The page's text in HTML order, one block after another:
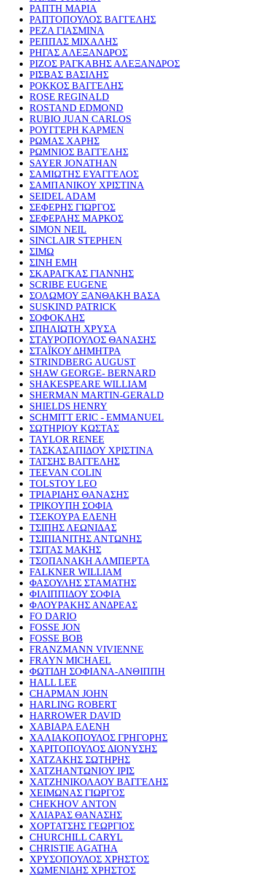
ΡΑΠΤΗ ΜΑΡΙΑ
ΡΑΠΤΟΠΟΥΛΟΣ ΒΑΓΓΕΛΗΣ
ΡΕΖΑ ΓΙΑΣΜΙΝΑ
ΡΕΠΠΑΣ ΜΙΧΑΛΗΣ
ΡΗΓΑΣ ΑΛΕΞΑΝΔΡΟΣ
ΡΙΖΟΣ ΡΑΓΚΑΒΗΣ ΑΛΕΞΑΝΔΡΟΣ
ΡΙΣΒΑΣ ΒΑΣΙΛΗΣ
ΡΟΚΚΟΣ ΒΑΓΓΕΛΗΣ
ROSE REGINALD
ROSTAND EDMOND
RUBIO JUAN CARLOS
ΡΟΥΓΓΕΡΗ ΚΑΡΜΕΝ
ΡΩΜΑΣ ΧΑΡΗΣ
ΡΩΜΝΙΟΣ ΒΑΓΓΕΛΗΣ
SAYER JONATHAN
ΣΑΜΙΩΤΗΣ ΕΥΑΓΓΕΛΟΣ
ΣΑΜΠΑΝΙΚΟΥ ΧΡΙΣΤΙΝΑ
SEIDEL ADAM
ΣΕΦΕΡΗΣ ΓΙΩΡΓΟΣ
ΣΕΦΕΡΛΗΣ ΜΑΡΚΟΣ
SIMON NEIL
SINCLAIR STEPHEN
ΣΙΜΩ
ΣΙΝΗ ΕΜΗ
ΣΚΑΡΑΓΚΑΣ ΓΙΑΝΝΗΣ
SCRIBE EUGENE
ΣΟΛΩΜΟΥ ΞΑΝΘΑΚΗ ΒΑΣΑ
SUSKIND PATRICK
ΣΟΦΟΚΛΗΣ
ΣΠΗΛΙΩΤΗ ΧΡΥΣΑ
ΣΤΑΥΡΟΠΟΥΛΟΣ ΘΑΝΑΣΗΣ
ΣΤΑΪΚΟΥ ΔΗΜΗΤΡΑ
STRINDBERG AUGUST
SHAW GEORGE- BERNARD
SHAKESPEARE WILLIAM
SHERMAN MARTIN-GERALD
SHIELDS HENRY
SCHMITT ERIC - EMMANUEL
ΣΩΤΗΡΙΟΥ ΚΩΣΤΑΣ
TAYLOR RENEE
ΤΑΣΚΑΣΑΠΙΔΟΥ ΧΡΙΣΤΙΝΑ
ΤΑΤΣΗΣ ΒΑΓΓΕΛΗΣ
TEEVAN COLIN
TOLSTOY LEO
ΤΡΙΑΡΙΔΗΣ ΘΑΝΑΣΗΣ
ΤΡΙΚΟΥΠΗ ΣΟΦΙΑ
ΤΣΕΚΟΥΡΑ ΕΛΕΝΗ
ΤΣΙΠΗΣ ΛΕΩΝΙΔΑΣ
ΤΣΙΠΙΑΝΙΤΗΣ ΑΝΤΩΝΗΣ
ΤΣΙΤΑΣ ΜΑΚΗΣ
ΤΣΟΠΑΝΑΚΗ ΑΛΜΠΕΡΤΑ
FALKNER WILLIAM
ΦΑΣΟΥΛΗΣ ΣΤΑΜΑΤΗΣ
ΦΙΛΙΠΠΙΔΟΥ ΣΟΦΙΑ
ΦΛΟΥΡΑΚΗΣ ΑΝΔΡΕΑΣ
FO DARIO
FOSSE JON
FOSSE BOB
FRANZMANN VIVIENNE
FRAYN MICHAEL
ΦΩΤΙΔΗ ΣΟΦΙΑΝΑ-ΑΝΘΙΠΠΗ
HALL LEE
CHAPMAN JOHN
HARLING ROBERT
HARROWER DAVID
ΧΑΒΙΑΡΑ ΕΛΕΝΗ
ΧΑΛΙΑΚΟΠΟΥΛΟΣ ΓΡΗΓΟΡΗΣ
ΧΑΡΙΤΟΠΟΥΛΟΣ ΔΙΟΝΥΣΗΣ
ΧΑΤΖΑΚΗΣ ΣΩΤΗΡΗΣ
ΧΑΤΖΗΑΝΤΩΝΙΟΥ ΙΡΙΣ
ΧΑΤΖΗΝΙΚΟΛΑΟΥ ΒΑΓΓΕΛΗΣ
ΧΕΙΜΩΝΑΣ ΓΙΩΡΓΟΣ
CHEKHOV ANTON
ΧΛΙΑΡΑΣ ΘΑΝΑΣΗΣ
ΧΟΡΤΑΤΣΗΣ ΓΕΩΡΓΙΟΣ
CHURCHILL CARYL
CHRISTIE AGATHA
ΧΡΥΣΟΠΟΥΛΟΣ ΧΡΗΣΤΟΣ
ΧΩΜΕΝΙΔΗΣ ΧΡΗΣΤΟΣ